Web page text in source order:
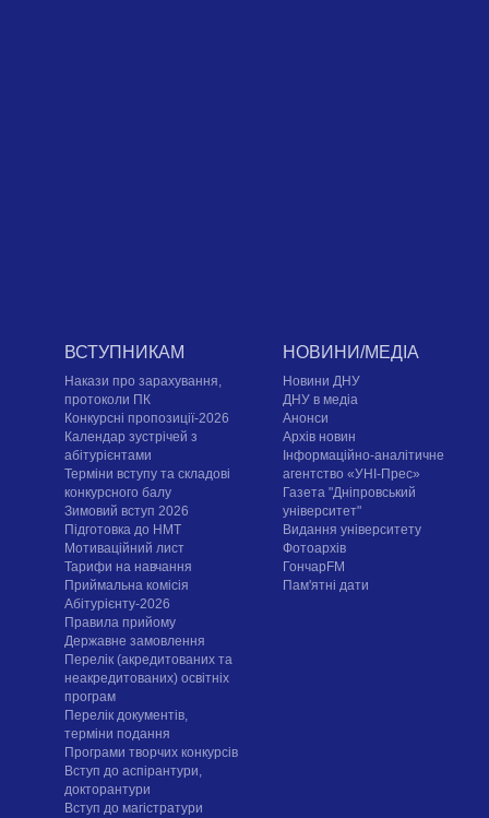
ВСТУПНИКАМ
Накази про зарахування,
протоколи ПК
Конкурсні пропозиції-2026
Календар зустрічей з
абітурієнтами
Терміни вступу та складові
конкурсного балу
Зимовий вступ 2026
Підготовка до НМТ
Мотиваційний лист
Тарифи на навчання
Приймальна комісія
Абітурієнту-2026
Правила прийому
Державне замовлення
Перелік (акредитованих та
неакредитованих) освітніх
програм
Перелік документів,
терміни подання
Програми творчих конкурсiв
Вступ до аспірантури,
докторантури
Вступ до магістратури
НОВИНИ/МЕДІА
Новини ДНУ
ДНУ в медіа
Анонси
Архів новин
Інформаційно-аналітичне
агентство «УНІ-Прес»
Газета "Дніпровський
університет"
Видання університету
Фотоархів
ГончарFM
Пам'ятні дати